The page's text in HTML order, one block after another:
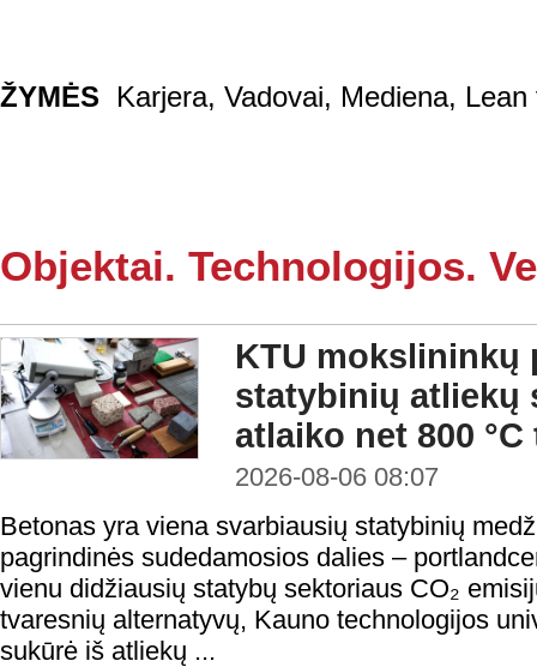
ŽYMĖS Karjera, Vadovai, Mediena, Lean
Objektai. Technologijos.
KTU mokslininkų
statybinių atliekų
atlaiko net 800
2026-08-06 08:07
Betonas yra viena svarbiausių statybinių
pagrindinės sudedamosios dalies –
vienu didžiausių statybų sektoriaus CO₂
tvaresnių alternatyvų, Kauno technologijos
sukūrė iš atliekų ...